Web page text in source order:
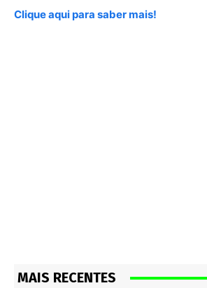
Clique aqui para saber mais!
MAIS RECENTES